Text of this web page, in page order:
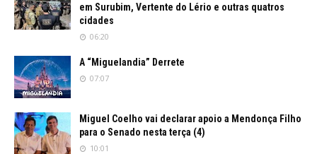
em Surubim, Vertente do Lério e outras quatros
cidades
06:20
A “Miguelandia” Derrete
07:07
Miguel Coelho vai declarar apoio a Mendonça Filho
para o Senado nesta terça (4)
10:01